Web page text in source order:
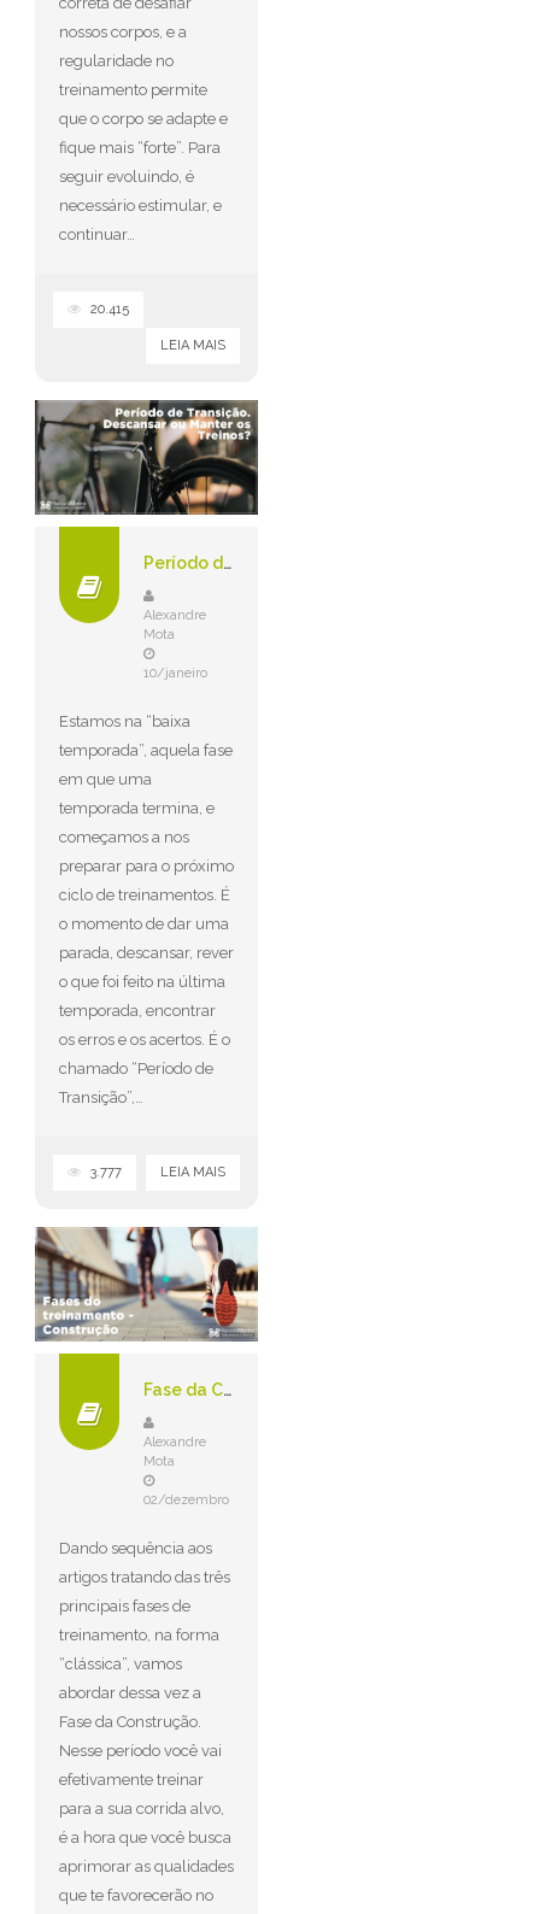
nossos corpos, e a
regularidade no
treinamento permite
que o corpo se adapte e
fique mais “forte”. Para
seguir evoluindo, é
necessário estimular, e
continuar…
20.415
LEIA MAIS
Período de Transição? Descansar ou Manter os Treinos?
Alexandre
Mota
10/janeiro
Estamos na “baixa
temporada”, aquela fase
em que uma
temporada termina, e
começamos a nos
preparar para o próximo
ciclo de treinamentos. É
o momento de dar uma
parada, descansar, rever
o que foi feito na última
temporada, encontrar
os erros e os acertos. É o
chamado “Período de
Transição”,…
3.777 LEIA MAIS
Fase da Construção – Ciclismo e MTB
Alexandre
Mota
02/dezembro
Dando sequência aos
artigos tratando das três
principais fases de
treinamento, na forma
“clássica”, vamos
abordar dessa vez a
Fase da Construção.
Nesse período você vai
efetivamente treinar
para a sua corrida alvo,
é a hora que você busca
aprimorar as qualidades
que te favorecerão no